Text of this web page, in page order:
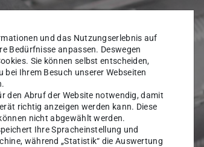
und das Nutzungserlebnis auf
Bedürfnisse anpassen. Deswegen
Sie können selbst entscheiden,
bei Ihrem Besuch unserer Webseiten
den Abruf der Website notwendig, damit
richtig anzeigen werden kann. Diese
nicht abgewählt werden.
Ihre Spracheinstellung und
während „Statistik“ die Auswertung